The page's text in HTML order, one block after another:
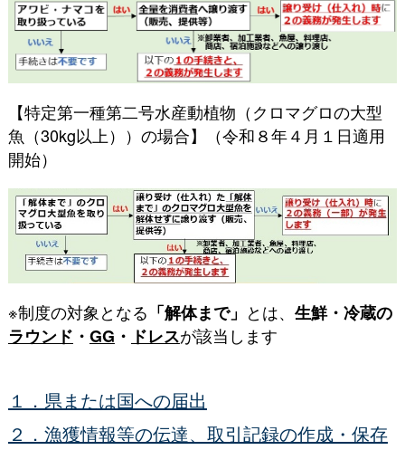
【特定第一種第二号水産動植物（クロマグロの大型
魚（30kg以上））の場合】（令和８年４月１日適用
開始）
※制度の対象となる 「解体まで」 とは、 生鮮・冷蔵の
ラウンド ・ GG ・ ドレスが該当します
１．県または国への届出
２．漁獲情報等の伝達、取引記録の作成・保存